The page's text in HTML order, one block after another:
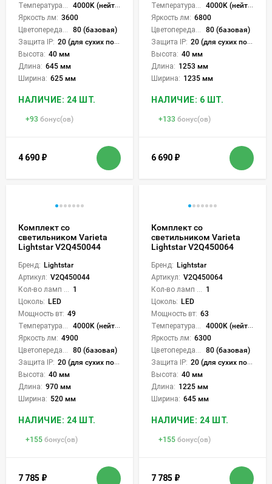
4000K (нейтральный)
Яркость лм: 3600
80 (базовая)
Защита IP: 20 (для сухих пом.)
Высота: 40 мм
Длина: 645 мм
Ширина: 625 мм
НАЛИЧИЕ: 24 ШТ.
+93 бонус(ов)
4 690 ₽
4000K (нейтральный)
Яркость лм: 6800
80 (базовая)
Защита IP: 20 (для сухих пом.)
Высота: 40 мм
Длина: 1253 мм
Ширина: 1235 мм
НАЛИЧИЕ: 6 ШТ.
+133 бонус(ов)
6 690 ₽
Комплект со
светильником Varieta
Lightstar V2Q450044
Бренд: Lightstar
Артикул: V2Q450044
1
Цоколь: LED
Мощность вт: 49
4000K (нейтральный)
Яркость лм: 4900
80 (базовая)
Защита IP: 20 (для сухих пом.)
Высота: 40 мм
Длина: 970 мм
Ширина: 520 мм
НАЛИЧИЕ: 24 ШТ.
+155 бонус(ов)
7 785 ₽
Комплект со
светильником Varieta
Lightstar V2Q450064
Бренд: Lightstar
Артикул: V2Q450064
1
Цоколь: LED
Мощность вт: 63
4000K (нейтральный)
Яркость лм: 6300
80 (базовая)
Защита IP: 20 (для сухих пом.)
Высота: 40 мм
Длина: 1225 мм
Ширина: 645 мм
НАЛИЧИЕ: 24 ШТ.
+155 бонус(ов)
7 785 ₽